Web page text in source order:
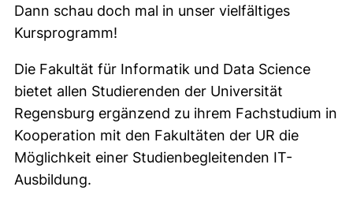
Dann schau doch mal in unser vielfältiges
Kursprogramm!
Die Fakultät für Informatik und Data Science
bietet allen Studierenden der Universität
Regensburg ergänzend zu ihrem Fachstudium in
Kooperation mit den Fakultäten der UR die
Möglichkeit einer Studienbegleitenden IT-
Ausbildung.